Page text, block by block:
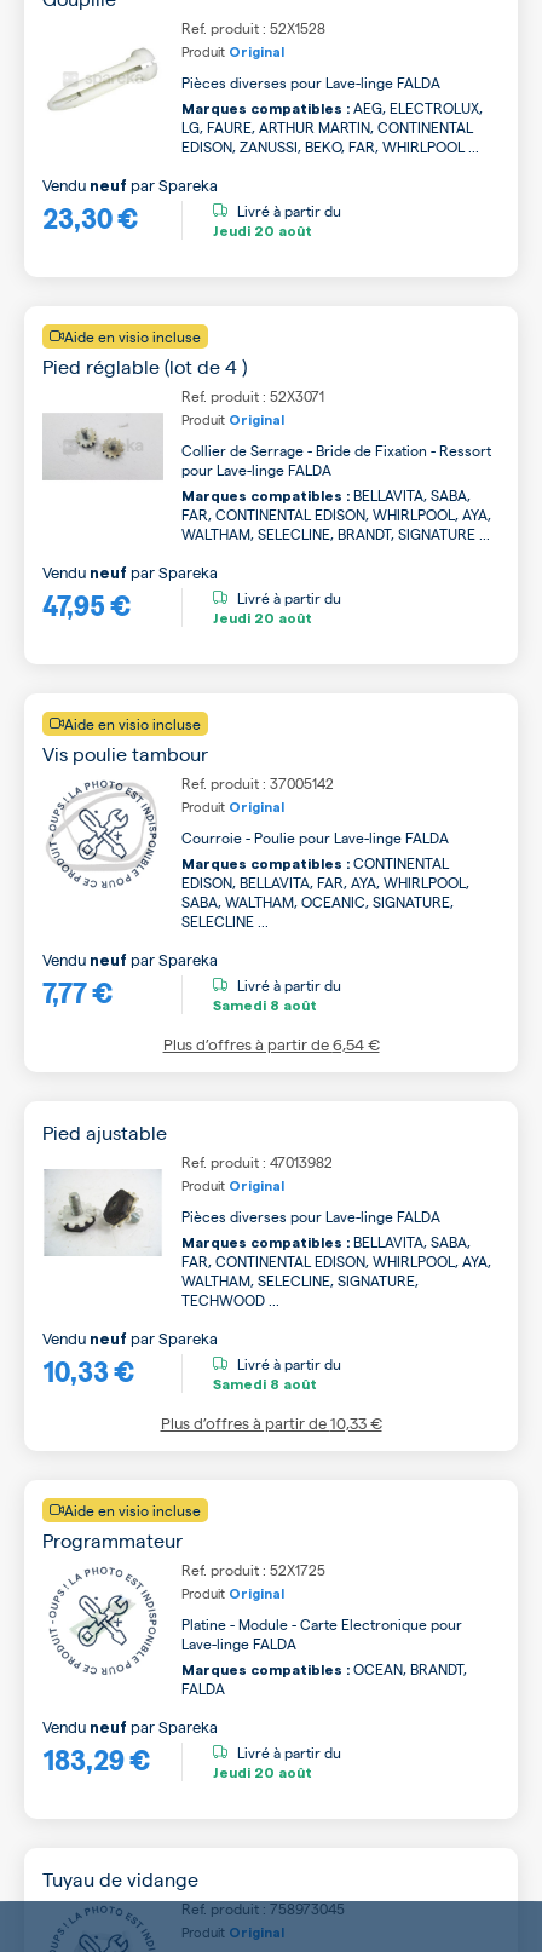
Ref. produit : 52X1528
Produit Original
Pièces diverses pour Lave-linge FALDA
Marques compatibles : AEG, ELECTROLUX,
LG, FAURE, ARTHUR MARTIN, CONTINENTAL
EDISON, ZANUSSI, BEKO, FAR, WHIRLPOOL ...
23,30 €
Vendu neuf parSpareka
Livré à partir du
Jeudi 20 août
Aide en visio incluse
Pied réglable (lot de 4 )
Ref. produit : 52X3071
Produit Original
Collier de Serrage - Bride de Fixation - Ressort
pour Lave-linge FALDA
Marques compatibles : BELLAVITA, SABA,
FAR, CONTINENTAL EDISON, WHIRLPOOL, AYA,
WALTHAM, SELECLINE, BRANDT, SIGNATURE ...
47,95 €
Vendu neuf parSpareka
Livré à partir du
Jeudi 20 août
Aide en visio incluse
Vis poulie tambour
Ref. produit : 37005142
Produit Original
Courroie - Poulie pour Lave-linge FALDA
Marques compatibles : CONTINENTAL
EDISON, BELLAVITA, FAR, AYA, WHIRLPOOL,
SABA, WALTHAM, OCEANIC, SIGNATURE,
SELECLINE ...
7,77 €
Vendu neuf parSpareka
Livré à partir du
Samedi 8 août
Plus d’offres à partir de6,54 €
Pied ajustable
Ref. produit : 47013982
Produit Original
Pièces diverses pour Lave-linge FALDA
Marques compatibles : BELLAVITA, SABA,
FAR, CONTINENTAL EDISON, WHIRLPOOL, AYA,
WALTHAM, SELECLINE, SIGNATURE,
TECHWOOD ...
10,33 €
Vendu neuf parSpareka
Livré à partir du
Samedi 8 août
Plus d’offres à partir de10,33 €
Aide en visio incluse
Programmateur
Ref. produit : 52X1725
Produit Original
Platine - Module - Carte Electronique pour
Lave-linge FALDA
Marques compatibles : OCEAN, BRANDT,
FALDA
183,29 €
Vendu neuf parSpareka
Livré à partir du
Jeudi 20 août
Tuyau de vidange
Ref. produit : 758973045
Produit Original